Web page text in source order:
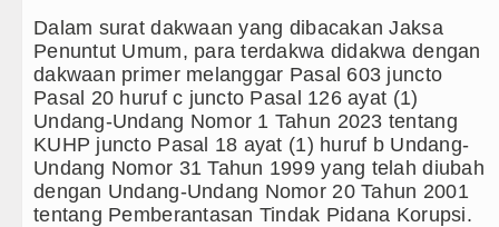
PSG vs Manchester United Laga
Juventus vs Inter Milan Persahabatan di
Real Madrid Tandang ke Ferencvaros
Bupati Taput Sambut Kunjungan Kapolda
Bayern Munich Menang Tipis Atas Aston Villa
Dalam surat dakwaan yang dibacakan Jaksa
Penuntut Umum, para terdakwa didakwa dengan
dakwaan primer melanggar Pasal 603 juncto
Pasal 20 huruf c juncto Pasal 126 ayat (1)
Undang-Undang Nomor 1 Tahun 2023 tentang
KUHP juncto Pasal 18 ayat (1) huruf b Undang-
Undang Nomor 31 Tahun 1999 yang telah diubah
dengan Undang-Undang Nomor 20 Tahun 2001
tentang Pemberantasan Tindak Pidana Korupsi.